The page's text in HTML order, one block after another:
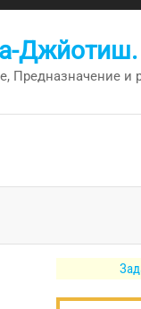
Джйотиш.
и